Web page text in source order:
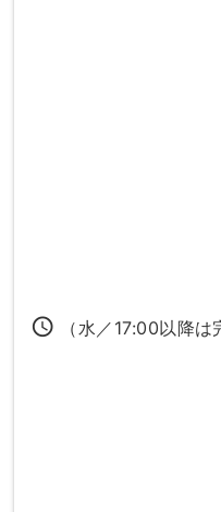
access_time （水／17:00以降